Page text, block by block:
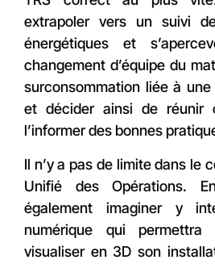
extrapoler vers un suivi
énergétiques et
changement d’équipe du
surconsommation liée à
et décider ainsi de réunir
l’informer des bonnes
Il n’y a pas de limite dans le
Unifié des Opérations.
également imaginer y
numérique qui
visualiser en 3D son